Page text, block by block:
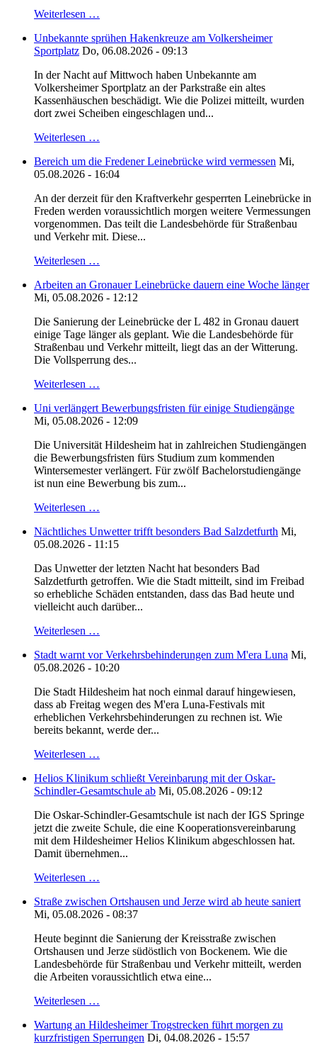
Weiterlesen …
Unbekannte sprühen Hakenkreuze am Volkersheimer
Sportplatz Do, 06.08.2026 - 09:13
In der Nacht auf Mittwoch haben Unbekannte am
Volkersheimer Sportplatz an der Parkstraße ein altes
Kassenhäuschen beschädigt. Wie die Polizei mitteilt, wurden
dort zwei Scheiben eingeschlagen und...
Weiterlesen …
Bereich um die Fredener Leinebrücke wird vermessen Mi,
05.08.2026 - 16:04
An der derzeit für den Kraftverkehr gesperrten Leinebrücke in
Freden werden voraussichtlich morgen weitere Vermessungen
vorgenommen. Das teilt die Landesbehörde für Straßenbau
und Verkehr mit. Diese...
Weiterlesen …
Arbeiten an Gronauer Leinebrücke dauern eine Woche länger
Mi, 05.08.2026 - 12:12
Die Sanierung der Leinebrücke der L 482 in Gronau dauert
einige Tage länger als geplant. Wie die Landesbehörde für
Straßenbau und Verkehr mitteilt, liegt das an der Witterung.
Die Vollsperrung des...
Weiterlesen …
Uni verlängert Bewerbungsfristen für einige Studiengänge
Mi, 05.08.2026 - 12:09
Die Universität Hildesheim hat in zahlreichen Studiengängen
die Bewerbungsfristen fürs Studium zum kommenden
Wintersemester verlängert. Für zwölf Bachelorstudiengänge
ist nun eine Bewerbung bis zum...
Weiterlesen …
Nächtliches Unwetter trifft besonders Bad Salzdetfurth Mi,
05.08.2026 - 11:15
Das Unwetter der letzten Nacht hat besonders Bad
Salzdetfurth getroffen. Wie die Stadt mitteilt, sind im Freibad
so erhebliche Schäden entstanden, dass das Bad heute und
vielleicht auch darüber...
Weiterlesen …
Stadt warnt vor Verkehrsbehinderungen zum M'era Luna Mi,
05.08.2026 - 10:20
Die Stadt Hildesheim hat noch einmal darauf hingewiesen,
dass ab Freitag wegen des M'era Luna-Festivals mit
erheblichen Verkehrsbehinderungen zu rechnen ist. Wie
bereits bekannt, werde der...
Weiterlesen …
Helios Klinikum schließt Vereinbarung mit der Oskar-
Schindler-Gesamtschule ab Mi, 05.08.2026 - 09:12
Die Oskar-Schindler-Gesamtschule ist nach der IGS Springe
jetzt die zweite Schule, die eine Kooperationsvereinbarung
mit dem Hildesheimer Helios Klinikum abgeschlossen hat.
Damit übernehmen...
Weiterlesen …
Straße zwischen Ortshausen und Jerze wird ab heute saniert
Mi, 05.08.2026 - 08:37
Heute beginnt die Sanierung der Kreisstraße zwischen
Ortshausen und Jerze südöstlich von Bockenem. Wie die
Landesbehörde für Straßenbau und Verkehr mitteilt, werden
die Arbeiten voraussichtlich etwa eine...
Weiterlesen …
Wartung an Hildesheimer Trogstrecken führt morgen zu
kurzfristigen Sperrungen Di, 04.08.2026 - 15:57